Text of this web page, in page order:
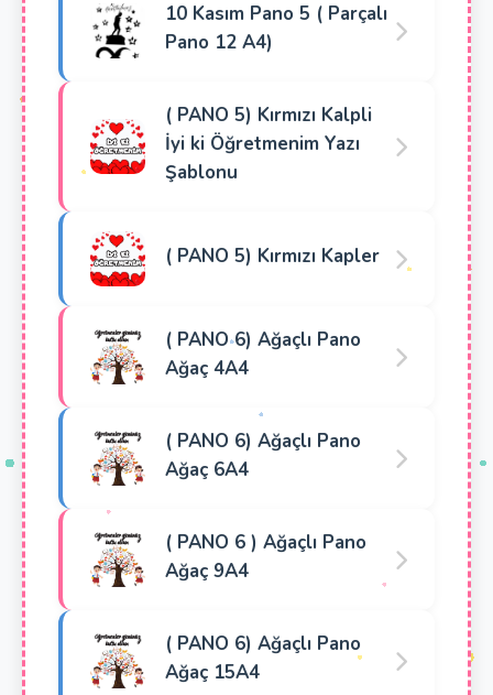
10 Kasım Pano 5 ( Parçalı
Pano 12 A4)
( PANO 5) Kırmızı Kalpli
İyi ki Öğretmenim Yazı
Şablonu
( PANO 5) Kırmızı Kapler
( PANO 6) Ağaçlı Pano
Ağaç 4A4
( PANO 6) Ağaçlı Pano
Ağaç 6A4
( PANO 6 ) Ağaçlı Pano
Ağaç 9A4
( PANO 6) Ağaçlı Pano
Ağaç 15A4